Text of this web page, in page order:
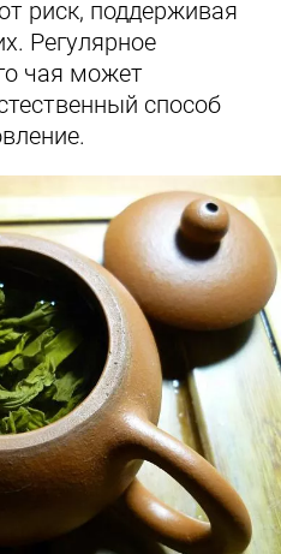
риск, поддерживая
Регулярное
чая может
способ